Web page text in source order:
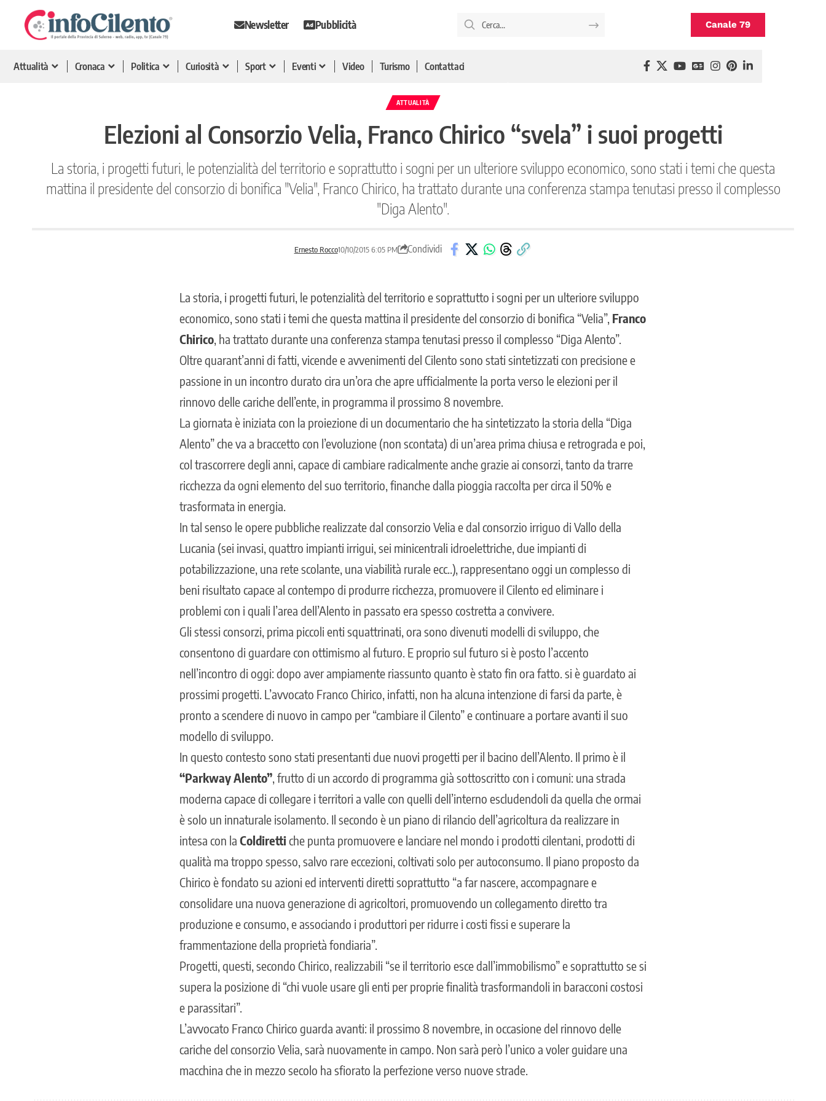
Newsletter Pubblicità Canale 79
Attualità Cronaca Politica Curiosità Sport Eventi Video Turismo Contattaci
ATTUALITÀ
Elezioni al Consorzio Velia, Franco Chirico “svela” i suoi progetti
La storia, i progetti futuri, le potenzialità del territorio e soprattutto i sogni per un ulteriore sviluppo economico, sono stati i temi che questa
mattina il presidente del consorzio di bonifica "Velia", Franco Chirico, ha trattato durante una conferenza stampa tenutasi presso il complesso
"Diga Alento".
Ernesto Rocco10/10/2015 6:05 PM Condividi
La storia, i progetti futuri, le potenzialità del territorio e soprattutto i sogni per un ulteriore sviluppo
economico, sono stati i temi che questa mattina il presidente del consorzio di bonifica “Velia”, Franco
Chirico , ha trattato durante una conferenza stampa tenutasi presso il complesso “Diga Alento”.
Oltre quarant’anni di fatti, vicende e avvenimenti del Cilento sono stati sintetizzati con precisione e
passione in un incontro durato cira un’ora che apre ufficialmente la porta verso le elezioni per il
rinnovo delle cariche dell’ente, in programma il prossimo 8 novembre.
La giornata è iniziata con la proiezione di un documentario che ha sintetizzato la storia della “Diga
Alento” che va a braccetto con l’evoluzione (non scontata) di un’area prima chiusa e retrograda e poi,
col trascorrere degli anni, capace di cambiare radicalmente anche grazie ai consorzi, tanto da trarre
ricchezza da ogni elemento del suo territorio, finanche dalla pioggia raccolta per circa il 50% e
trasformata in energia.
In tal senso le opere pubbliche realizzate dal consorzio Velia e dal consorzio irriguo di Vallo della
Lucania (sei invasi, quattro impianti irrigui, sei minicentrali idroelettriche, due impianti di
potabilizzazione, una rete scolante, una viabilità rurale ecc..), rappresentano oggi un complesso di
beni risultato capace al contempo di produrre ricchezza, promuovere il Cilento ed eliminare i
problemi con i quali l’area dell’Alento in passato era spesso costretta a convivere.
Gli stessi consorzi, prima piccoli enti squattrinati, ora sono divenuti modelli di sviluppo, che
consentono di guardare con ottimismo al futuro. E proprio sul futuro si è posto l’accento
nell’incontro di oggi: dopo aver ampiamente riassunto quanto è stato fin ora fatto. si è guardato ai
prossimi progetti. L’avvocato Franco Chirico, infatti, non ha alcuna intenzione di farsi da parte, è
pronto a scendere di nuovo in campo per “cambiare il Cilento” e continuare a portare avanti il suo
modello di sviluppo.
In questo contesto sono stati presentanti due nuovi progetti per il bacino dell’Alento. Il primo è il
“Parkway Alento” , frutto di un accordo di programma già sottoscritto con i comuni: una strada
moderna capace di collegare i territori a valle con quelli dell’interno escludendoli da quella che ormai
è solo un innaturale isolamento. Il secondo è un piano di rilancio dell’agricoltura da realizzare in
intesa con la Coldirettiche punta promuovere e lanciare nel mondo i prodotti cilentani, prodotti di
qualità ma troppo spesso, salvo rare eccezioni, coltivati solo per autoconsumo. Il piano proposto da
Chirico è fondato su azioni ed interventi diretti soprattutto “a far nascere, accompagnare e
consolidare una nuova generazione di agricoltori, promuovendo un collegamento diretto tra
produzione e consumo, e associando i produttori per ridurre i costi fissi e superare la
frammentazione della proprietà fondiaria”.
Progetti, questi, secondo Chirico, realizzabili “se il territorio esce dall’immobilismo” e soprattutto se si
supera la posizione di “chi vuole usare gli enti per proprie finalità trasformandoli in baracconi costosi
e parassitari”.
L’avvocato Franco Chirico guarda avanti: il prossimo 8 novembre, in occasione del rinnovo delle
cariche del consorzio Velia, sarà nuovamente in campo. Non sarà però l’unico a voler guidare una
macchina che in mezzo secolo ha sfiorato la perfezione verso nuove strade.